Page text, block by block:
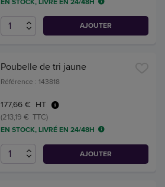
AJOUTER
Poubelle de tri jaune
Référence : 143818
177,66 € HT
(213,19 € TTC)
EN STOCK, LIVRÉ EN 24/48H
AJOUTER